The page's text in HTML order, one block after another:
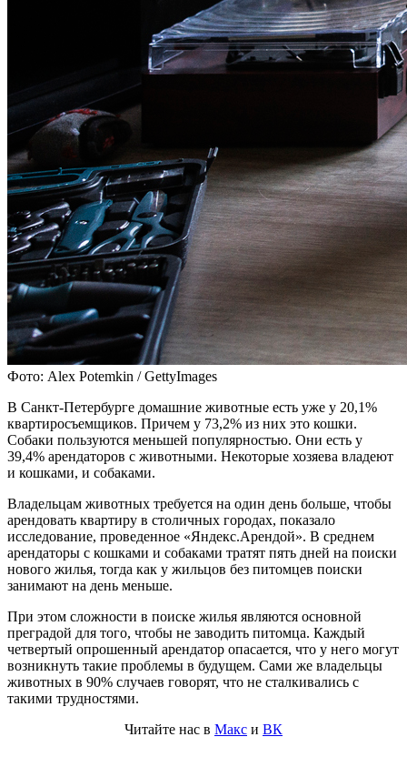
Фото: Alex Potemkin / GettyImages
В Санкт-Петербурге домашние животные есть уже у 20,1%
квартиросъемщиков. Причем у 73,2% из них это кошки.
Собаки пользуются меньшей популярностью. Они есть у
39,4% арендаторов с животными. Некоторые хозяева владеют
и кошками, и собаками.
Владельцам животных требуется на один день больше, чтобы
арендовать квартиру в столичных городах, показало
исследование, проведенное «Яндекс.Арендой». В среднем
арендаторы с кошками и собаками тратят пять дней на поиски
нового жилья, тогда как у жильцов без питомцев поиски
занимают на день меньше.
При этом сложности в поиске жилья являются основной
преградой для того, чтобы не заводить питомца. Каждый
четвертый опрошенный арендатор опасается, что у него могут
возникнуть такие проблемы в будущем. Сами же владельцы
животных в 90% случаев говорят, что не сталкивались с
такими трудностями.
Читайте нас в Макс и ВК